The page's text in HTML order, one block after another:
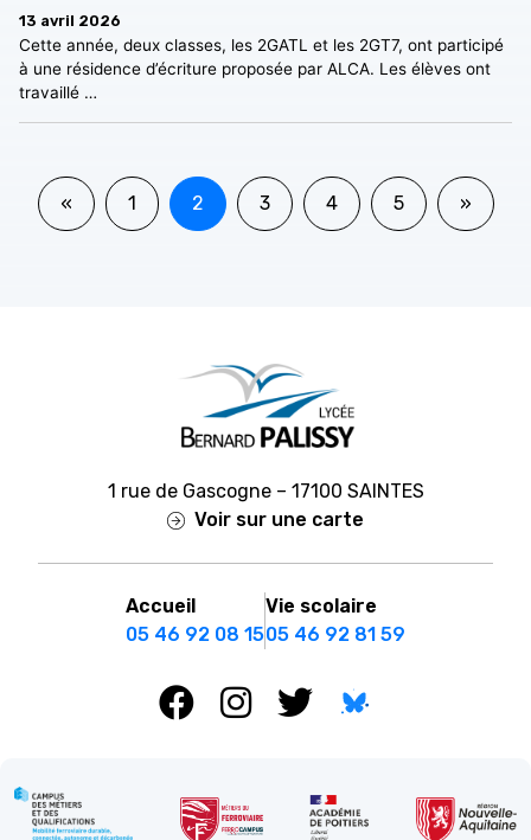
13 avril 2026
Cette année, deux classes, les 2GATL et les 2GT7, ont participé
à une résidence d’écriture proposée par ALCA. Les élèves ont
travaillé …
« 1 2 3 4 5 »
1 rue de Gascogne – 17100 SAINTES
Voir sur une carte
Accueil
05 46 92 08 15
Vie scolaire
05 46 92 81 59